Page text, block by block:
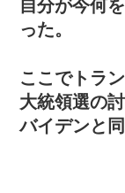
自分が今何
った。
ここでトラ
大統領選の
バイデンと